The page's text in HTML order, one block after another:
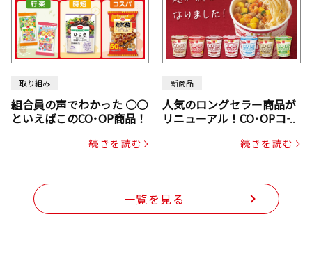
取り組み
組合員の声でわかった ○○
といえばこのCO･OP商品！
続きを読む
新商品
人気のロングセラー商品が
リニューアル！CO･OPコー
続きを読む
一覧を見る